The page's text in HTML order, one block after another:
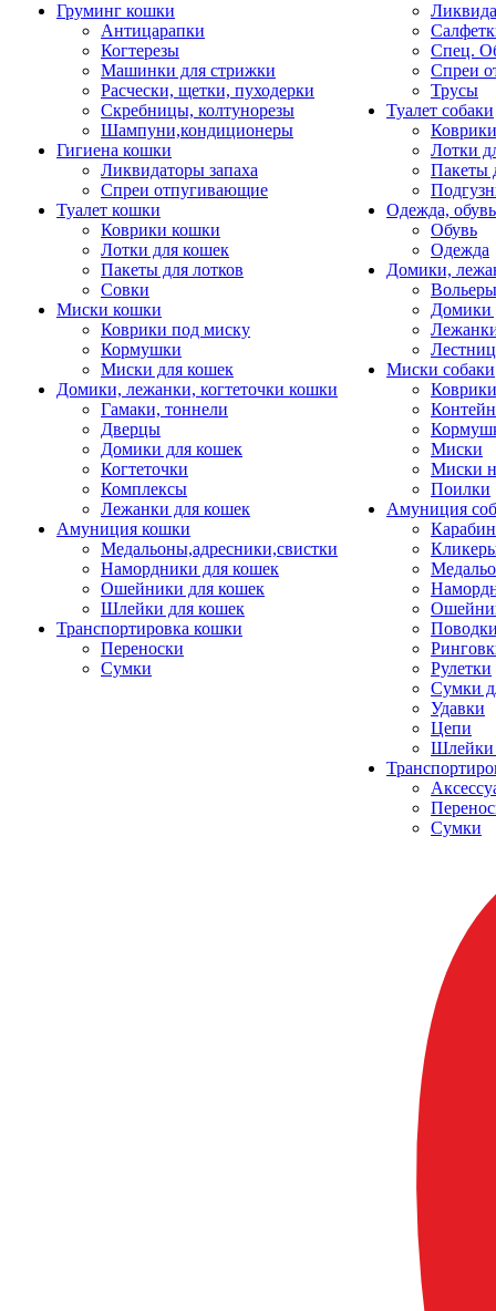
Груминг кошки
Антицарапки
Когтерезы
Машинки для стрижки
Расчески, щетки, пуходерки
Скребницы, колтунорезы
Шампуни,кондиционеры
Гигиена кошки
Ликвидаторы запаха
Спреи отпугивающие
Туалет кошки
Коврики кошки
Лотки для кошек
Пакеты для лотков
Совки
Миски кошки
Коврики под миску
Кормушки
Миски для кошек
Домики, лежанки, когтеточки кошки
Гамаки, тоннели
Дверцы
Домики для кошек
Когтеточки
Комплексы
Лежанки для кошек
Амуниция кошки
Медальоны,адресники,свистки
Намордники для кошек
Ошейники для кошек
Шлейки для кошек
Транспортировка кошки
Переноски
Сумки
Спец.
Спреи
Трусы
Туалет собаки
Коврики
Лотки
Пакеты
Одежда, обувь
Обувь
Одежда
Домики,
Домики
Миски собаки
Миски
Миски
Поилки
Амуниция
Рулетки
Сумки
Удавки
Цепи
Шлейки
Сумки